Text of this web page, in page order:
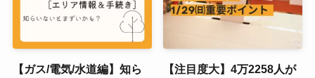
【ガス/電気/水道編】知ら
【注目度大】4万2258人が